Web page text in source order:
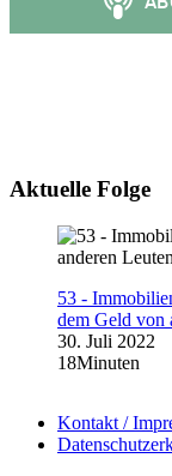
Aktuelle Folge
53 -
dem Geld von
30. Juli 2022
18Minuten
Kontakt /